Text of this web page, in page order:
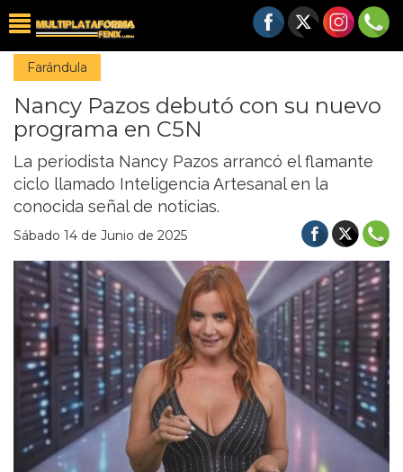
Farándula
Nancy Pazos debutó con su nuevo
programa en C5N
La periodista Nancy Pazos arrancó el flamante
ciclo llamado Inteligencia Artesanal en la
conocida señal de noticias.
Sábado 14 de Junio de 2025